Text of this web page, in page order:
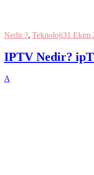
Nedir ?, Teknoloji31 Ekim
IPTV Nedir?
A